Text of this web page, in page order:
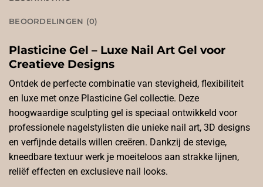
BEOORDELINGEN (0)
Plasticine Gel – Luxe Nail Art Gel voor
Creatieve Designs
Ontdek de perfecte combinatie van stevigheid, flexibiliteit
en luxe met onze Plasticine Gel collectie. Deze
hoogwaardige sculpting gel is speciaal ontwikkeld voor
professionele nagelstylisten die unieke nail art, 3D designs
en verfijnde details willen creëren. Dankzij de stevige,
kneedbare textuur werk je moeiteloos aan strakke lijnen,
reliëf effecten en exclusieve nail looks.